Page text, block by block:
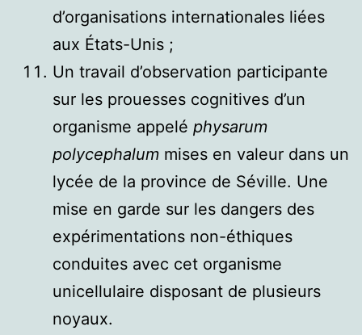
d’organisations internationales liées
aux États-Unis ;
Un travail d’observation participante
sur les prouesses cognitives d’un
organisme appelé physarum
polycephalum mises en valeur dans un
lycée de la province de Séville. Une
mise en garde sur les dangers des
expérimentations non-éthiques
conduites avec cet organisme
unicellulaire disposant de plusieurs
noyaux.